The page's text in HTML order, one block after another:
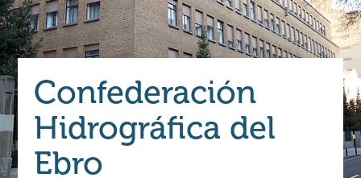
Confederación
Hidrográfica del
Ebro